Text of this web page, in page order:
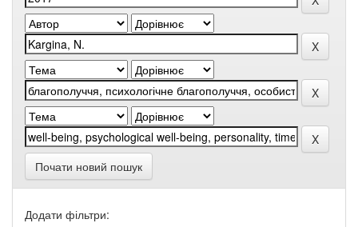
Почати новий пошук
Додати фільтри: